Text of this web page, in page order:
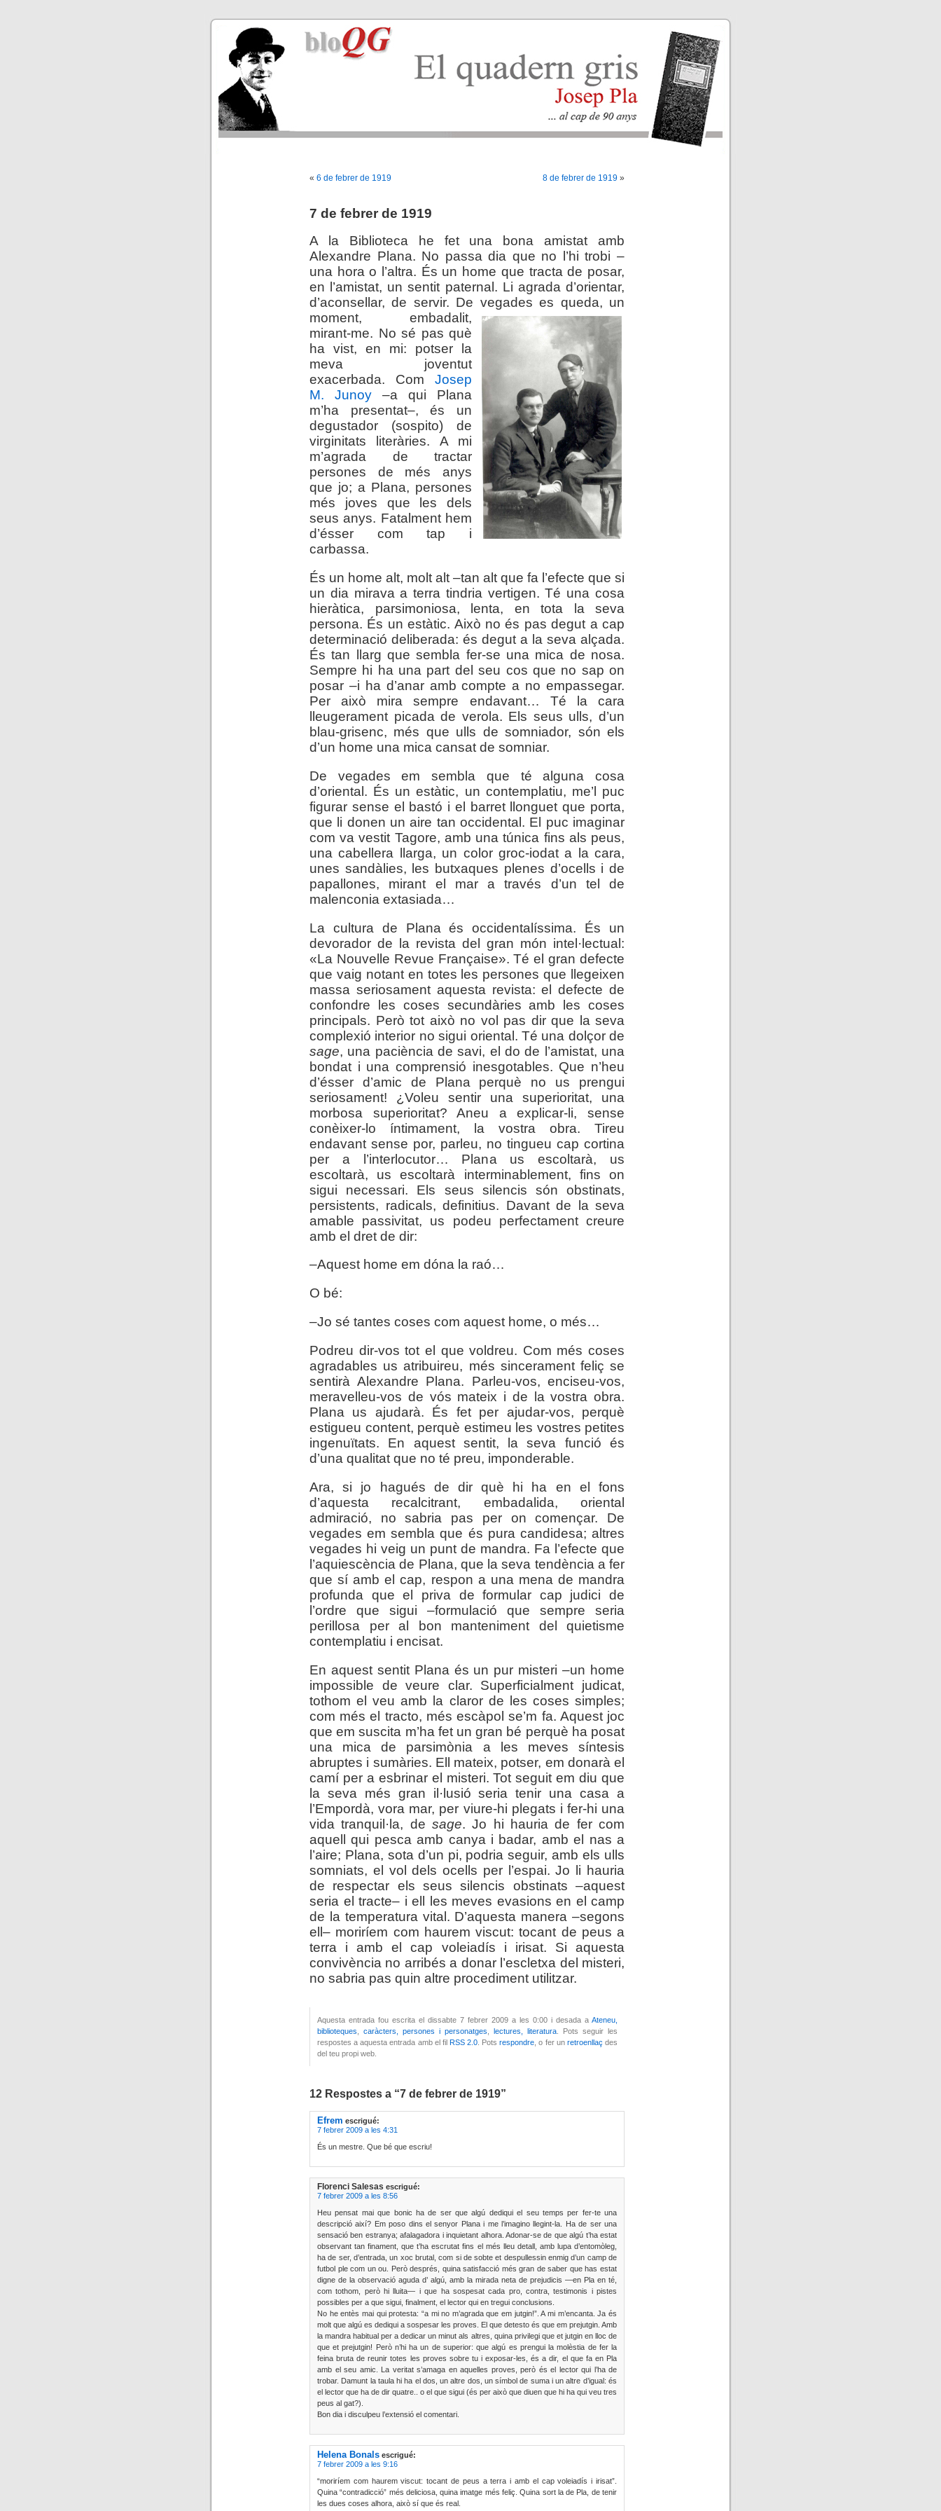
« 6 de febrer de 1919 8 de febrer de 1919 »
7 de febrer de 1919
A la Biblioteca he fet una bona amistat amb
Alexandre Plana. No passa dia que no l’hi trobi –
una hora o l’altra. És un home que tracta de posar,
en l’amistat, un sentit paternal. Li agrada d’orientar,
d’aconsellar, de servir. De vegades es queda, un
moment, embadalit,
mirant-me. No sé pas què
ha vist, en mi: potser la
meva joventut
exacerbada. Com Josep
M. Junoy –a qui Plana
m’ha presentat–, és un
degustador (sospito) de
virginitats literàries. A mi
m’agrada de tractar
persones de més anys
que jo; a Plana, persones
més joves que les dels
seus anys. Fatalment hem
d’ésser com tap i
carbassa.
És un home alt, molt alt –tan alt que fa l’efecte que si
un dia mirava a terra tindria vertigen. Té una cosa
hieràtica, parsimoniosa, lenta, en tota la seva
persona. És un estàtic. Això no és pas degut a cap
determinació deliberada: és degut a la seva alçada.
És tan llarg que sembla fer-se una mica de nosa.
Sempre hi ha una part del seu cos que no sap on
posar –i ha d’anar amb compte a no empassegar.
Per això mira sempre endavant… Té la cara
lleugerament picada de verola. Els seus ulls, d’un
blau-grisenc, més que ulls de somniador, són els
d’un home una mica cansat de somniar.
De vegades em sembla que té alguna cosa
d’oriental. És un estàtic, un contemplatiu, me’l puc
figurar sense el bastó i el barret llonguet que porta,
que li donen un aire tan occidental. El puc imaginar
com va vestit Tagore, amb una túnica fins als peus,
una cabellera llarga, un color groc-iodat a la cara,
unes sandàlies, les butxaques plenes d’ocells i de
papallones, mirant el mar a través d’un tel de
malenconia extasiada…
La cultura de Plana és occidentalíssima. És un
devorador de la revista del gran món intel·lectual:
«La Nouvelle Revue Française». Té el gran defecte
que vaig notant en totes les persones que llegeixen
massa seriosament aquesta revista: el defecte de
confondre les coses secundàries amb les coses
principals. Però tot això no vol pas dir que la seva
complexió interior no sigui oriental. Té una dolçor de
sage, una paciència de savi, el do de l’amistat, una
bondat i una comprensió inesgotables. Que n’heu
d’ésser d’amic de Plana perquè no us prengui
seriosament! ¿Voleu sentir una superioritat, una
morbosa superioritat? Aneu a explicar-li, sense
conèixer-lo íntimament, la vostra obra. Tireu
endavant sense por, parleu, no tingueu cap cortina
per a l’interlocutor… Plana us escoltarà, us
escoltarà, us escoltarà interminablement, fins on
sigui necessari. Els seus silencis són obstinats,
persistents, radicals, definitius. Davant de la seva
amable passivitat, us podeu perfectament creure
amb el dret de dir:
–Aquest home em dóna la raó…
O bé:
–Jo sé tantes coses com aquest home, o més…
Podreu dir-vos tot el que voldreu. Com més coses
agradables us atribuireu, més sincerament feliç se
sentirà Alexandre Plana. Parleu-vos, enciseu-vos,
meravelleu-vos de vós mateix i de la vostra obra.
Plana us ajudarà. És fet per ajudar-vos, perquè
estigueu content, perquè estimeu les vostres petites
ingenuïtats. En aquest sentit, la seva funció és
d’una qualitat que no té preu, imponderable.
Ara, si jo hagués de dir què hi ha en el fons
d’aquesta recalcitrant, embadalida, oriental
admiració, no sabria pas per on començar. De
vegades em sembla que és pura candidesa; altres
vegades hi veig un punt de mandra. Fa l’efecte que
l’aquiescència de Plana, que la seva tendència a fer
que sí amb el cap, respon a una mena de mandra
profunda que el priva de formular cap judici de
l’ordre que sigui –formulació que sempre seria
perillosa per al bon manteniment del quietisme
contemplatiu i encisat.
En aquest sentit Plana és un pur misteri –un home
impossible de veure clar. Superficialment judicat,
tothom el veu amb la claror de les coses simples;
com més el tracto, més escàpol se’m fa. Aquest joc
que em suscita m’ha fet un gran bé perquè ha posat
una mica de parsimònia a les meves síntesis
abruptes i sumàries. Ell mateix, potser, em donarà el
camí per a esbrinar el misteri. Tot seguit em diu que
la seva més gran il·lusió seria tenir una casa a
l’Empordà, vora mar, per viure-hi plegats i fer-hi una
vida tranquil·la, de sage. Jo hi hauria de fer com
aquell qui pesca amb canya i badar, amb el nas a
l’aire; Plana, sota d’un pi, podria seguir, amb els ulls
somniats, el vol dels ocells per l’espai. Jo li hauria
de respectar els seus silencis obstinats –aquest
seria el tracte– i ell les meves evasions en el camp
de la temperatura vital. D’aquesta manera –segons
ell– moriríem com haurem viscut: tocant de peus a
terra i amb el cap voleiadís i irisat. Si aquesta
convivència no arribés a donar l’escletxa del misteri,
no sabria pas quin altre procediment utilitzar.
Aquesta entrada fou escrita el dissabte 7 febrer 2009 a les 0:00 i desada a Ateneu,
biblioteques
caràcters, persones i personatges lectures, literatura . Pots seguir les
respostes a aquesta entrada amb el fil RSS 2.0 . Potsrespondre , o fer un retroenllaç des
del teu propi web.
12 Respostes a “7 de febrer de 1919”
Efrem escrigué:
7 febrer 2009 a les 4:31
És un mestre. Que bé que escriu!
Florenci Salesas escrigué:
7 febrer 2009 a les 8:56
Heu pensat mai que bonic ha de ser que algú dediqui el seu temps per fer-te una
descripció així? Em poso dins el senyor Plana i me l’imagino llegint-la. Ha de ser una
sensació ben estranya; afalagadora i inquietant alhora. Adonar-se de que algú t’ha estat
observant tan finament, que t’ha escrutat fins el més lleu detall, amb lupa d’entomòleg,
ha de ser, d’entrada, un xoc brutal, com si de sobte et despullessin enmig d’un camp de
futbol ple com un ou. Però després, quina satisfacció més gran de saber que has estat
digne de la observació aguda d’ algú, amb la mirada neta de prejudicis —en Pla en té,
com tothom, però hi lluita— i que ha sospesat cada pro, contra, testimonis i pistes
possibles per a que sigui, finalment, el lector qui en tregui conclusions.
No he entès mai qui protesta: “a mi no m’agrada que em jutgin!”. A mi m’encanta. Ja és
molt que algú es dediqui a sospesar les proves. El que detesto és que em prejutgin. Amb
la mandra habitual per a dedicar un minut als altres, quina privilegi que et jutgin en lloc de
que et prejutgin! Però n’hi ha un de superior: que algú es prengui la molèstia de fer la
feina bruta de reunir totes les proves sobre tu i exposar-les, és a dir, el que fa en Pla
amb el seu amic. La veritat s’amaga en aquelles proves, però és el lector qui l’ha de
trobar. Damunt la taula hi ha el dos, un altre dos, un símbol de suma i un altre d’igual: és
el lector que ha de dir quatre.. o el que sigui (és per això que diuen que hi ha qui veu tres
peus al gat?).
Bon dia i disculpeu l’extensió el comentari.
Helena Bonals escrigué:
7 febrer 2009 a les 9:16
“moriríem com haurem viscut: tocant de peus a terra i amb el cap voleiadís i irisat”.
Quina “contradicció” més deliciosa, quina imatge més feliç. Quina sort la de Pla, de tenir
les dues coses alhora, això sí que és real.